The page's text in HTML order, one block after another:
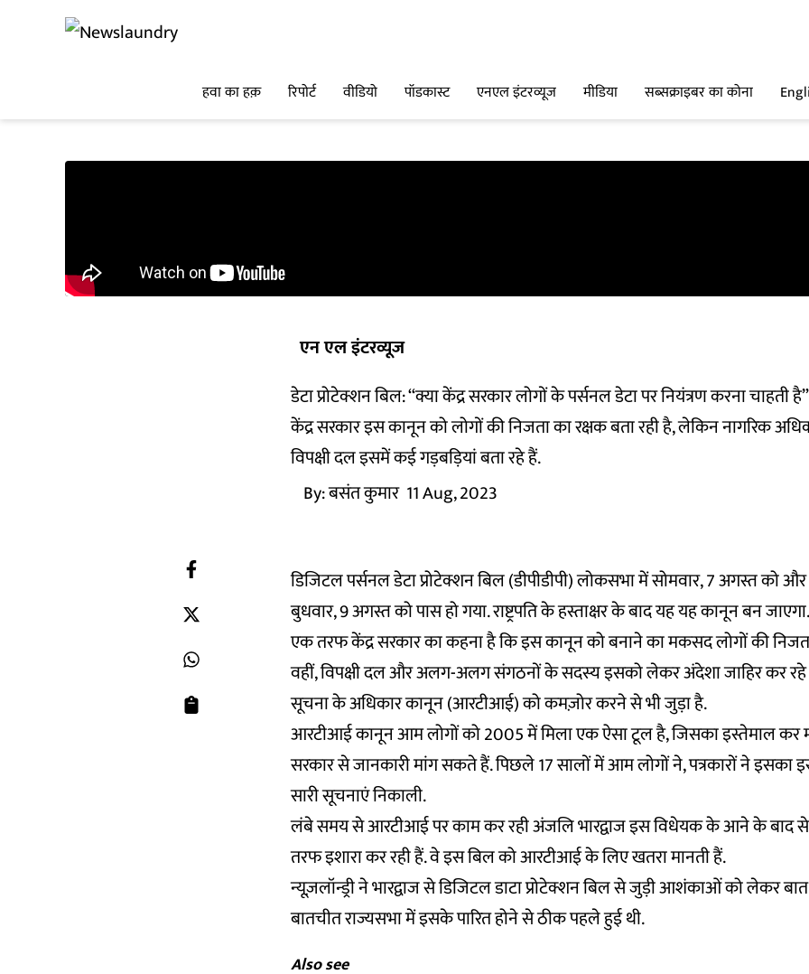
हवा का हक़ रिपोर्ट वीडियो पॉडकास्ट एनएल इंटरव्यूज मीडिया सब्सक्राइबर का कोना
एन एल इंटरव्यूज
डेटा प्रोटेक्शन बिल: ‘‘क्या केंद्र सरकार लोगों के पर्सनल डेटा पर नियंत्रण करना चाहती
केंद्र सरकार इस कानून को लोगों की निजता का रक्षक बता रही है, लेकिन नागरिक
विपक्षी दल इसमें कई गड़बड़ियां बता रहे हैं.
By:बसंत कुमार 11 Aug, 2023
डिजिटल पर्सनल डेटा प्रोटेक्शन बिल (डीपीडीपी) लोकसभा में सोमवार, 7 अगस्त को
बुधवार, 9 अगस्त को पास हो गया. राष्ट्रपति के हस्ताक्षर के बाद यह यह कानून बन जाएगा.
एक तरफ केंद्र सरकार का कहना है कि इस कानून को बनाने का मकसद लोगों की निजता
वहीं, विपक्षी दल और अलग-अलग संगठनों के सदस्य इसको लेकर अंदेशा जाहिर कर
सूचना के अधिकार कानून (आरटीआई) को कमज़ोर करने से भी जुड़ा है.
आरटीआई कानून आम लोगों को 2005 में मिला एक ऐसा टूल है, जिसका इस्तेमाल कर
सरकार से जानकारी मांग सकते हैं. पिछले 17 सालों में आम लोगों ने, पत्रकारों ने इसका
सारी सूचनाएं निकाली.
लंबे समय से आरटीआई पर काम कर रही अंजलि भारद्वाज इस विधेयक के आने के बाद
तरफ इशारा कर रही हैं. वे इस बिल को आरटीआई के लिए खतरा मानती हैं.
न्यूज़लॉन्ड्री ने भारद्वाज से डिजिटल डाटा प्रोटेक्शन बिल से जुड़ी आशंकाओं को लेकर
बातचीत राज्यसभा में इसके पारित होने से ठीक पहले हुई थी.
Also see